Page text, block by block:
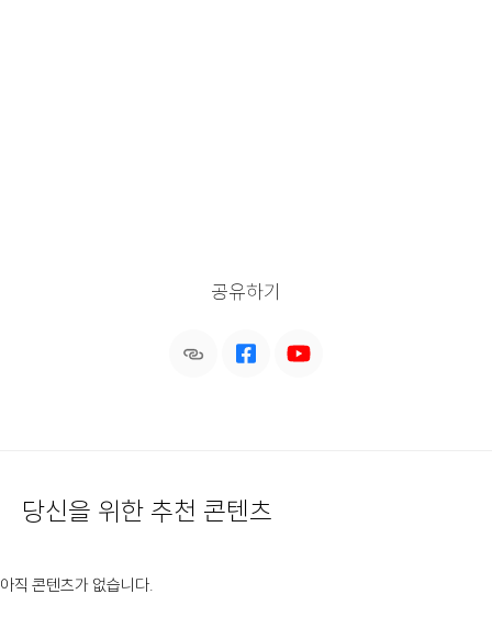
공유하기
당신을 위한 추천 콘텐츠
아직 콘텐츠가 없습니다.